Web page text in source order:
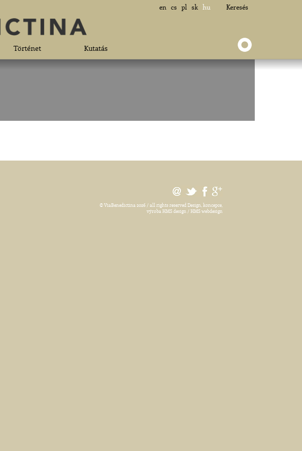
en cs pl sk hu Keresés
Történet Kutatás
© ViaBenedictina 2026 / all rights reserved Design, koncepce,
výroba HMS design / HMS webdesign